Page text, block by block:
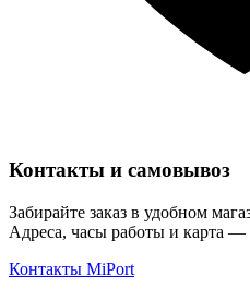
Контакты и самовывоз
Забирайте заказ в удобном
Адреса, часы работы и карта —
Контакты MiPort